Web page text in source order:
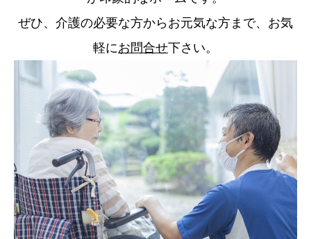
ぜひ、介護の必要な方からお元気な方まで、お気
軽にお問合せ下さい。